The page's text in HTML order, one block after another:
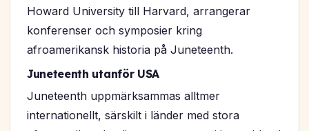
Howard University till Harvard, arrangerar
konferenser och symposier kring
afroamerikansk historia på Juneteenth.
Juneteenth utanför USA
Juneteenth uppmärksammas alltmer
internationellt, särskilt i länder med stora